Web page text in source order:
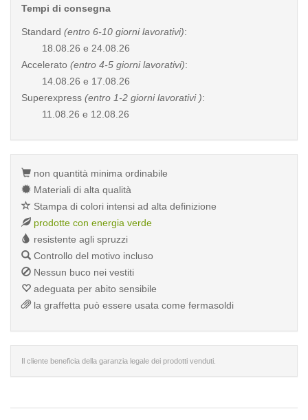
Tempi di consegna
Standard (entro 6-10 giorni lavorativi):
18.08.26 e 24.08.26
Accelerato (entro 4-5 giorni lavorativi):
14.08.26 e 17.08.26
Superexpress (entro 1-2 giorni lavorativi ):
11.08.26 e 12.08.26
non quantità minima ordinabile
Materiali di alta qualità
Stampa di colori intensi ad alta definizione
prodotte con energia verde
resistente agli spruzzi
Controllo del motivo incluso
Nessun buco nei vestiti
adeguata per abito sensibile
la graffetta può essere usata come fermasoldi
Il cliente beneficia della garanzia legale dei prodotti venduti.